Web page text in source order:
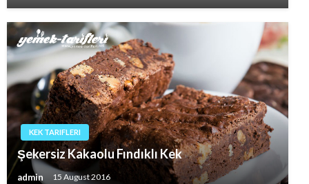
KEK TARIFLERI
Şekersiz Kakaolu Fındıklı Kek
admin 15 August 2016